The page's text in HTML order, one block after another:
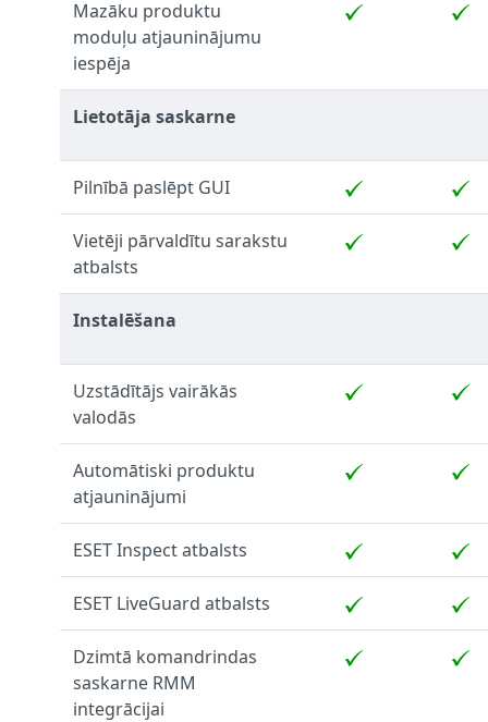
Mazāku produktu
moduļu atjauninājumu
iespēja
Lietotāja saskarne
Pilnībā paslēpt GUI
Vietēji pārvaldītu sarakstu
atbalsts
Instalēšana
Uzstādītājs vairākās
valodās
Automātiski produktu
atjauninājumi
ESET Inspect atbalsts
ESET LiveGuard atbalsts
Dzimtā komandrindas
saskarne RMM
integrācijai